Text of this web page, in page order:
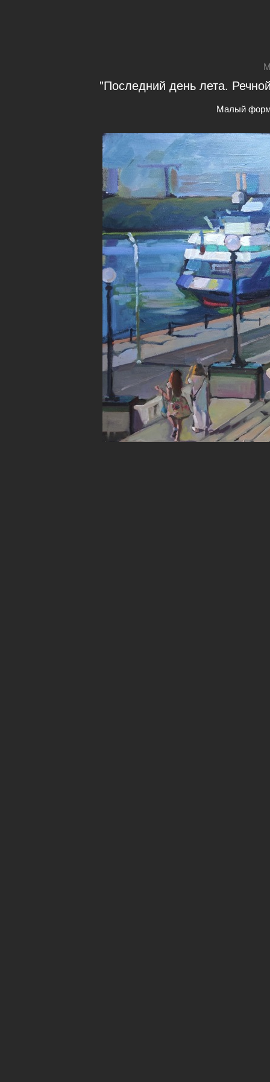
"Последний день лета.
Малый